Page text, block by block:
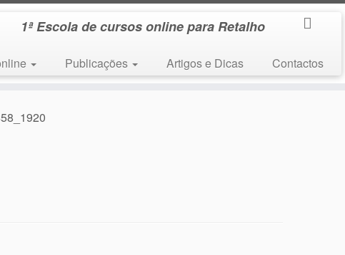
1ª Escola de cursos online para Retalho
Publicações Artigos e Dicas Contactos